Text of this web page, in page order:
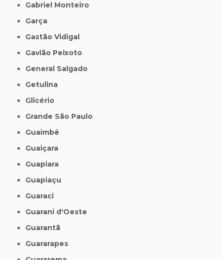
Gabriel Monteiro
Garça
Gastão Vidigal
Gavião Peixoto
General Salgado
Getulina
Glicério
Grande São Paulo
Guaimbê
Guaiçara
Guapiara
Guapiaçu
Guaraci
Guarani d'Oeste
Guarantã
Guararapes